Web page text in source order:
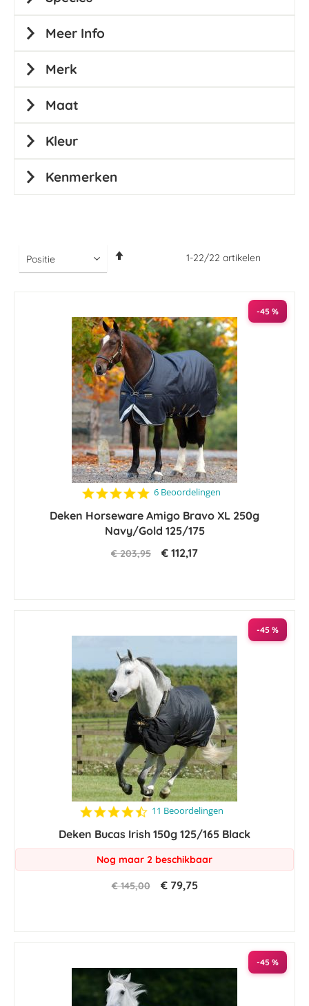
1-22/22 artikelen
-45 %
4.8
rating
6 Beoordelingen
Deken Horseware Amigo Bravo XL 250g
Navy/Gold 125/175
€ 203,95 € 112,17
-45 %
4.6
rating
11 Beoordelingen
Deken Bucas Irish 150g 125/165 Black
Nog maar 2 beschikbaar
€ 145,00 € 79,75
-45 %
Meer Info
Merk
Maat
Kleur
Kenmerken